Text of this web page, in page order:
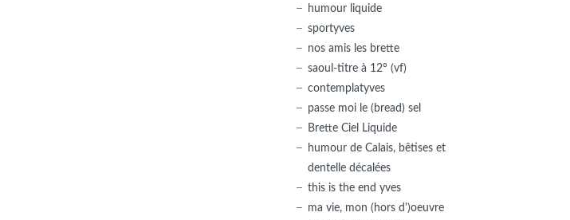
humour liquide
sportyves
nos amis les brette
saoul-titre à 12° (vf)
contemplatyves
passe moi le (bread) sel
Brette Ciel Liquide
humour de Calais, bêtises et
dentelle décalées
this is the end yves
ma vie, mon (hors d')oeuvre